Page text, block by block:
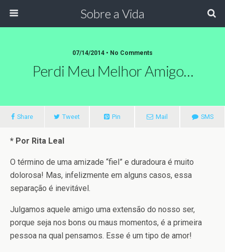
Sobre a Vida
07/14/2014 • No Comments
Perdi Meu Melhor Amigo…
Share Tweet Pin Mail SMS
* Por Rita Leal
O término de uma amizade “fiel” e duradoura é muito
dolorosa! Mas, infelizmente em alguns casos, essa
separação é inevitável.
Julgamos aquele amigo uma extensão do nosso ser,
porque seja nos bons ou maus momentos, é a primeira
pessoa na qual pensamos. Esse é um tipo de amor!